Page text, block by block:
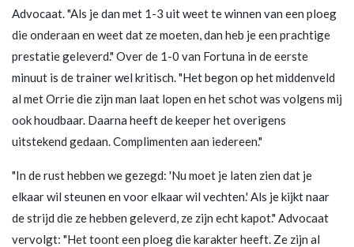
Advocaat. "Als je dan met 1-3 uit weet te winnen van een ploeg
die onderaan en weet dat ze moeten, dan heb je een prachtige
prestatie geleverd." Over de 1-0 van Fortuna in de eerste
minuut is de trainer wel kritisch. "Het begon op het middenveld
al met Orrie die zijn man laat lopen en het schot was volgens mij
ook houdbaar. Daarna heeft de keeper het overigens
uitstekend gedaan. Complimenten aan iedereen."
"In de rust hebben we gezegd: 'Nu moet je laten zien dat je
elkaar wil steunen en voor elkaar wil vechten.' Als je kijkt naar
de strijd die ze hebben geleverd, ze zijn echt kapot." Advocaat
vervolgt: "Het toont een ploeg die karakter heeft. Ze zijn al